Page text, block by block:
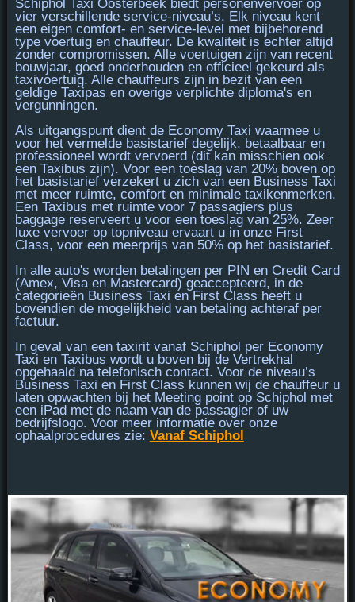
Schiphol Taxi Oosterbeek biedt personenvervoer op
vier verschillende service-niveau’s. Elk niveau kent
een eigen comfort- en service-level met bijbehorend
type voertuig en chauffeur. De kwaliteit is echter altijd
zonder compromissen. Alle voertuigen zijn van recent
bouwjaar, goed onderhouden en officieel gekeurd als
taxivoertuig. Alle chauffeurs zijn in bezit van een
geldige Taxipas en overige verplichte diploma's en
vergunningen.
Als uitgangspunt dient de Economy Taxi waarmee u
voor het vermelde basistarief degelijk, betaalbaar en
professioneel wordt vervoerd (dit kan misschien ook
een Taxibus zijn). Voor een toeslag van 20% boven op
het basistarief verzekert u zich van een Business Taxi
met meer ruimte, comfort en minimale taxikenmerken.
Een Taxibus met ruimte voor 7 passagiers plus
baggage reserveert u voor een toeslag van 25%. Zeer
luxe vervoer op topniveau ervaart u in onze First
Class, voor een meerprijs van 50% op het basistarief.
In alle auto's worden betalingen per PIN en Credit Card
(Amex, Visa en Mastercard) geaccepteerd, in de
categorieën Business Taxi en First Class heeft u
bovendien de mogelijkheid van betaling achteraf per
factuur.
In geval van een taxirit vanaf Schiphol per Economy
Taxi en Taxibus wordt u boven bij de Vertrekhal
opgehaald na telefonisch contact. Voor de niveau’s
Business Taxi en First Class kunnen wij de chauffeur u
laten opwachten bij het Meeting pointop Schiphol met
een iPad met de naam van de passagier of uw
bedrijfslogo. Voor meer informatie over onze
ophaalprocedures zie: Vanaf Schiphol